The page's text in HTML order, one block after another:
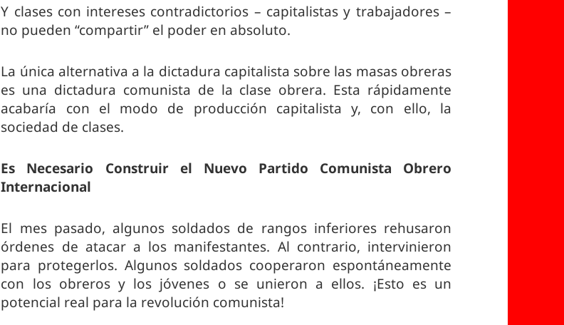
Y clases con intereses contradictorios – capitalistas y trabajadores –
no pueden “compartir” el poder en absoluto.
La única alternativa a la dictadura capitalista sobre las masas obreras
es una dictadura comunista de la clase obrera. Esta rápidamente
acabaría con el modo de producción capitalista y, con ello, la
sociedad de clases.
Es Necesario Construir el Nuevo Partido Comunista Obrero
Internacional
El mes pasado, algunos soldados de rangos inferiores rehusaron
órdenes de atacar a los manifestantes. Al contrario, intervinieron
para protegerlos. Algunos soldados cooperaron espontáneamente
con los obreros y los jóvenes o se unieron a ellos. ¡Esto es un
potencial real para la revolución comunista!